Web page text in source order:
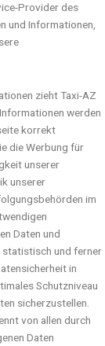
Provider des
und Informationen,
zieht Taxi-AZ
werden
korrekt
die Werbung für
unserer
unserer
im
Daten und
statistisch und ferner
in
Schutzniveau
sicherzustellen.
von allen durch
Daten